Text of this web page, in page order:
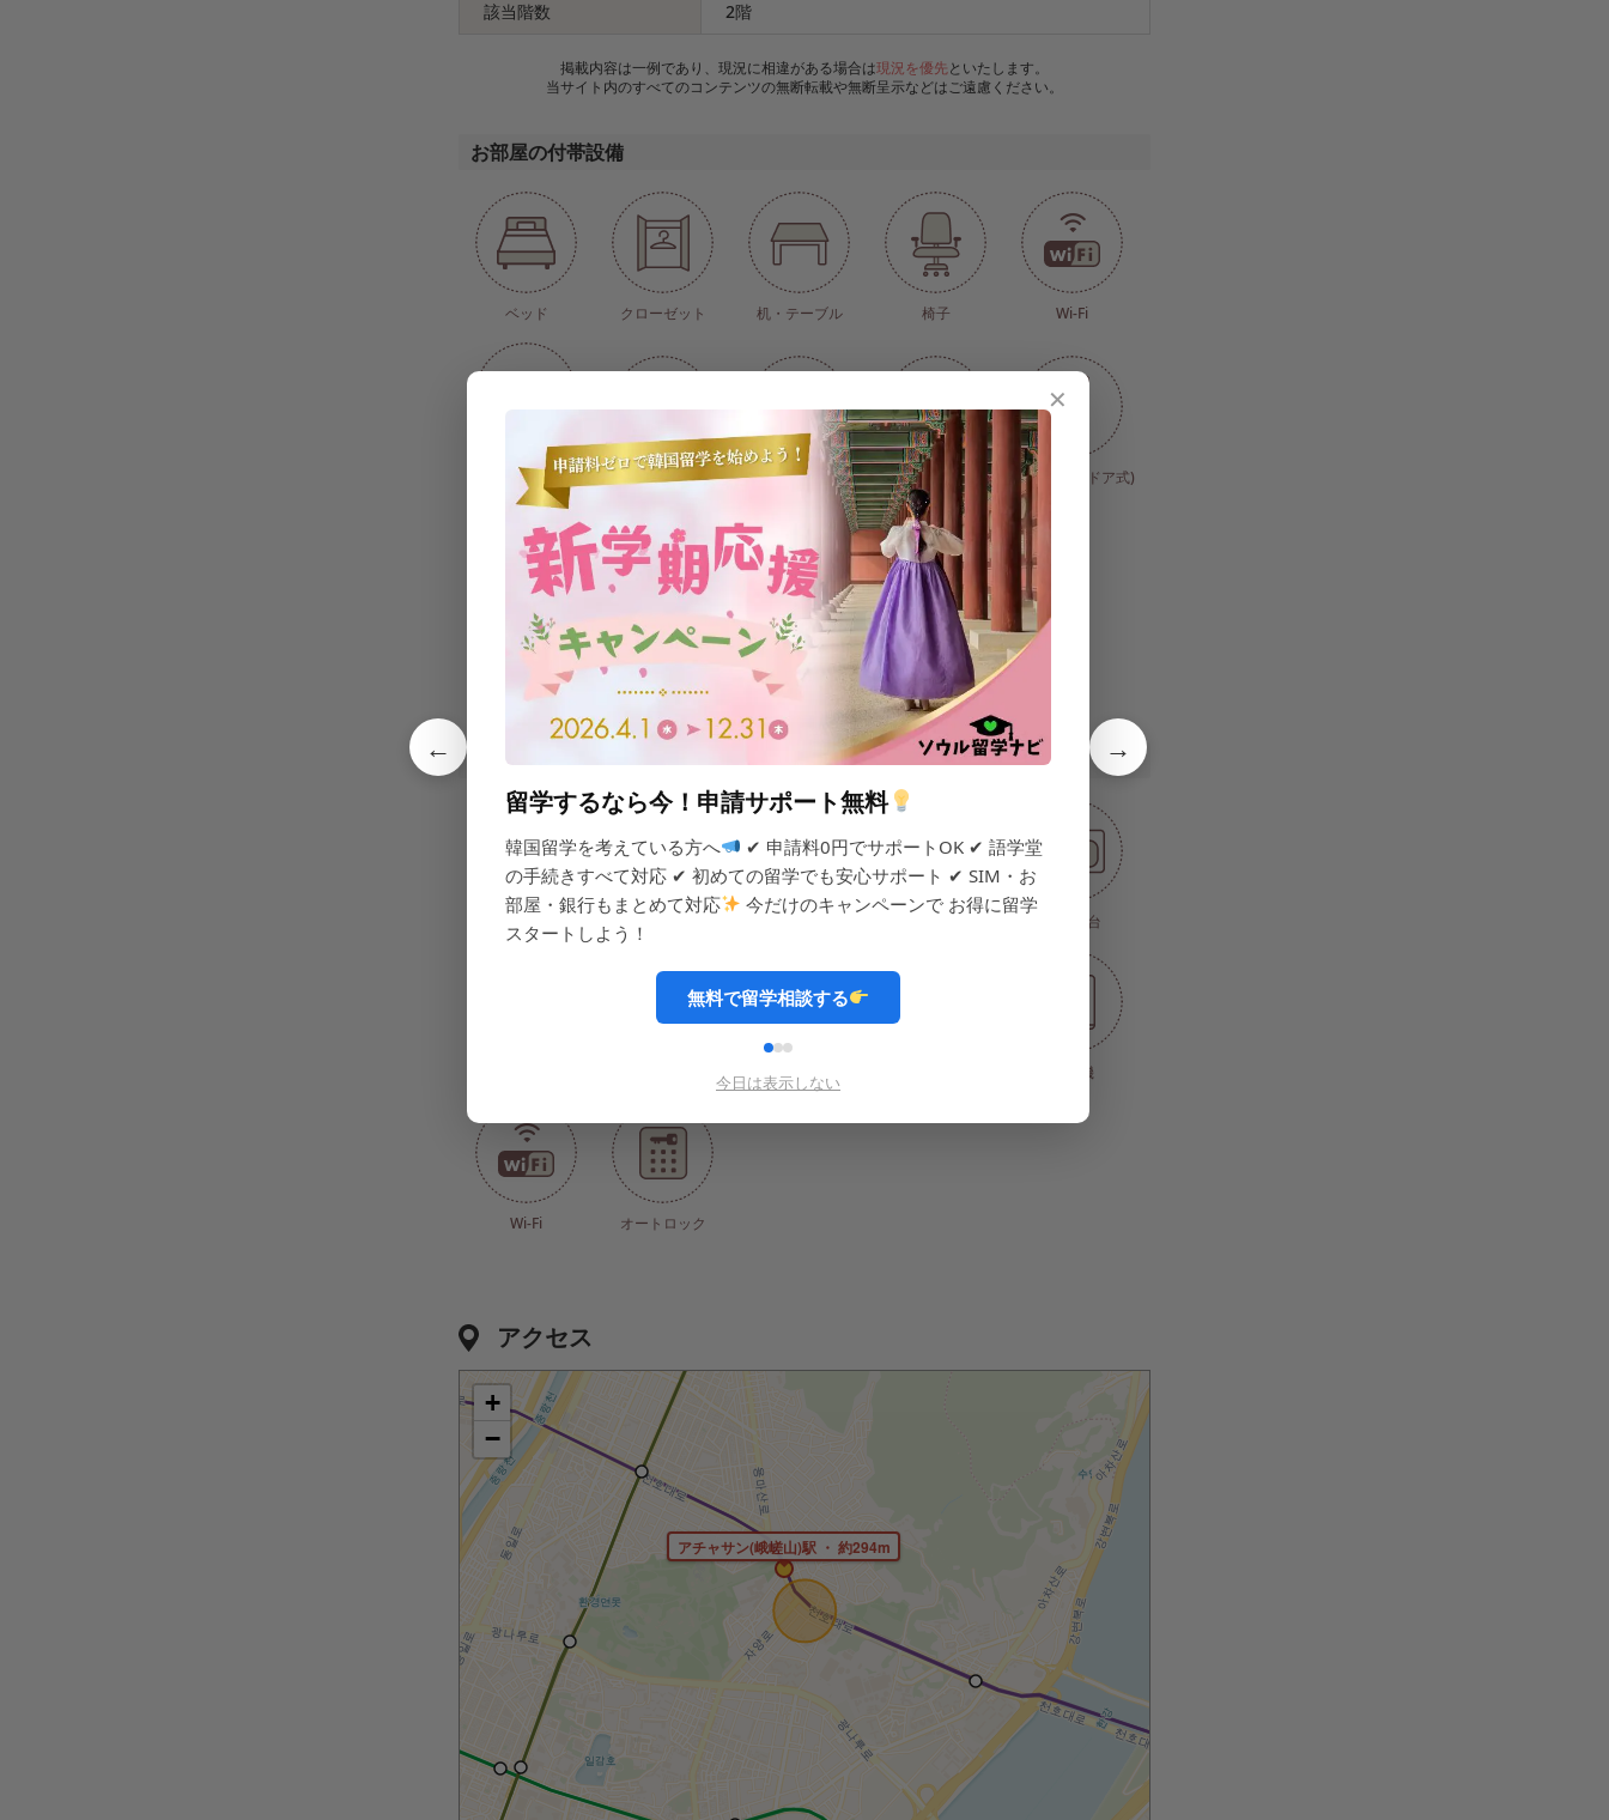
該当階数
2階
掲載内容は一例であり、現況に相違がある場合は現況を優先といたします。
当サイト内のすべてのコンテンツの無断転載や無断呈示などはご遠慮ください。
お部屋の付帯設備
ベッド クローゼット 机・テーブル 椅子 Wi-Fi
エアコン(個人管理
式)
床暖房(中央管理式) オートロック 洗濯機 冷蔵庫(ツードア式)
電子レンジ トイレ シャワー 洗面台
共同設備
エレベーター 浄水器 IHコンロ シンク台
調味料 洗濯機
Wi-Fi オートロック
アクセス
アチャサン(峨嵯山)駅 ・ 約294m
+
−
←
✕
留学するなら今！申請サポート無料
韓国留学を考えている方へ
✔ 申請料0円でサポートOK ✔ 語学堂
の手続きすべて対応 ✔ 初めての留学でも安心サポート ✔ SIM・お
部屋・銀行もまとめて対応
今だけのキャンペーンで お得に留学
スタートしよう！
無料で留学相談する
今日は表示しない
→